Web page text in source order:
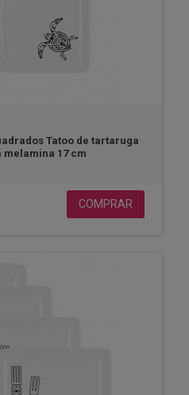
Tatoo de tartaruga
melamina 17 cm
COMPRAR